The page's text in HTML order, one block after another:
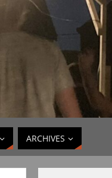
ARCHIVES